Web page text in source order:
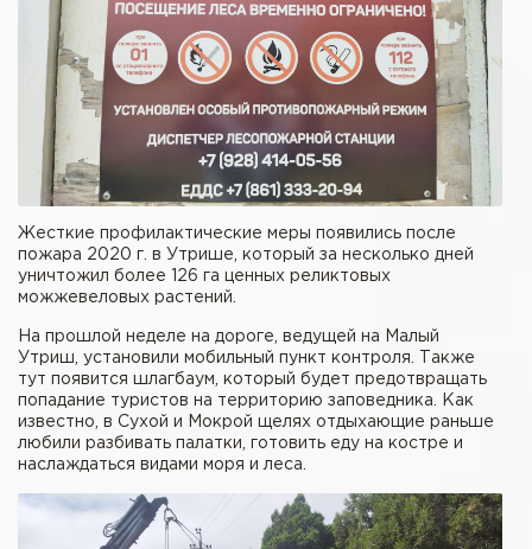
Жесткие профилактические меры появились после
пожара 2020 г. в Утрише, который за несколько дней
уничтожил более 126 га ценных реликтовых
можжевеловых растений.
На прошлой неделе на дороге, ведущей на Малый
Утриш, установили мобильный пункт контроля. Также
тут появится шлагбаум, который будет предотвращать
попадание туристов на территорию заповедника. Как
известно, в Сухой и Мокрой щелях отдыхающие раньше
любили разбивать палатки, готовить еду на костре и
наслаждаться видами моря и леса.